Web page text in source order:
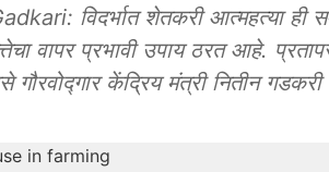
विदर्भात शेतकरी आत्महत्या ही
वापर प्रभावी उपाय ठरत आहे.
केंद्रिय मंत्री नितीन गडकरी